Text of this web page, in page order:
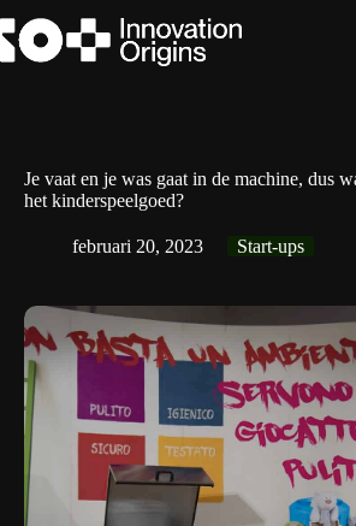
naar
de
Je vaat en je was gaat in de machine, dus
het kinderspeelgoed?
februari 20, 2023 Start-ups